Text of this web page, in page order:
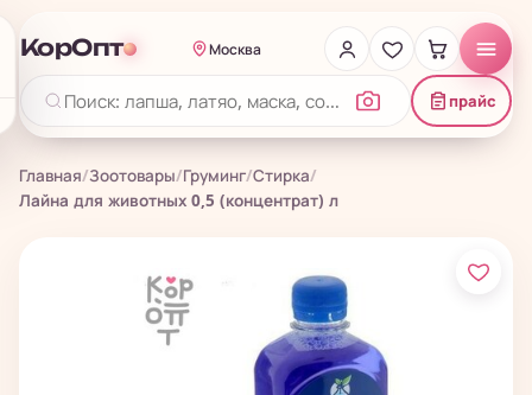
КорОпт Москва
прайс
Главная/Зоотовары/Груминг/Стирка/
Лайна для животных 0,5 (концентрат) л